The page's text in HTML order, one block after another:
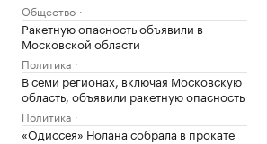
Общество
Ракетную опасность объявили в
Московской области
Политика
В семи регионах, включая Московскую
область, объявили ракетную опасность
Политика
«Одиссея» Нолана собрала в прокате